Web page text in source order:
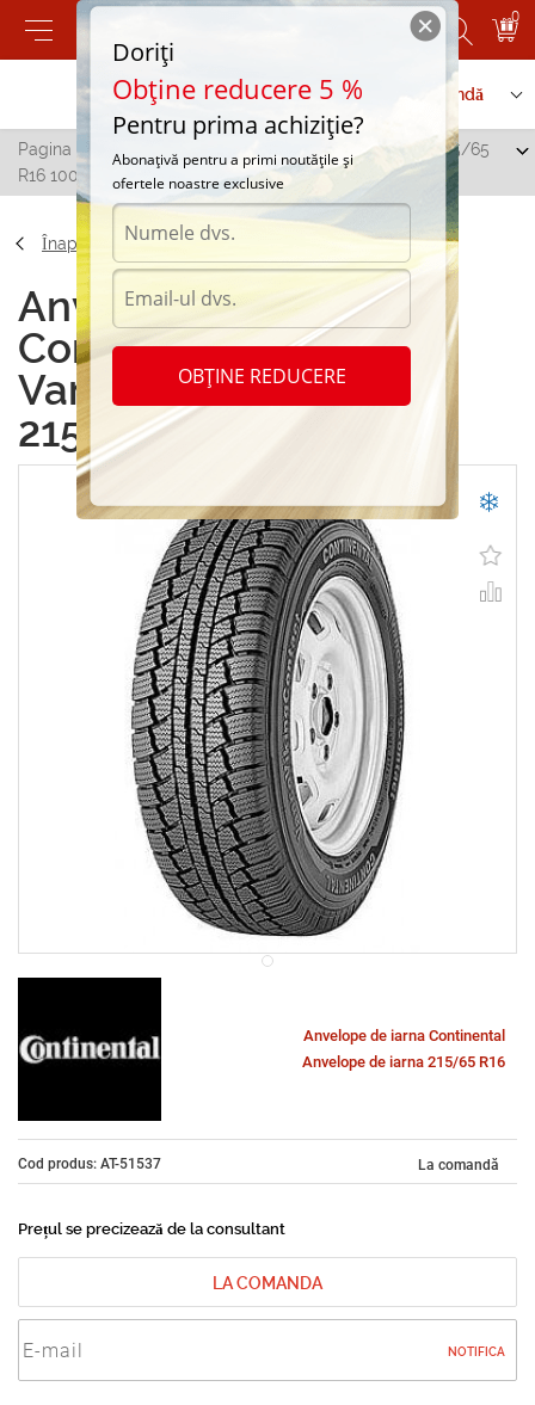
0
Contactați-ne Serviciu de comandă
Pagina principală
Continental VancoVikingContact 215/65
R16 100T
Înapoi
Anvelope de iarna
Continental
VancoVikingContact
215/65 R16 100T
Anvelope de iarna Continental
Anvelope de iarna 215/65 R16
Cod produs: AT-51537 La comandă
Prețul se precizează de la consultant
LA COMANDA
NOTIFICA
Doriți
Obține reducere 5 %
Pentru prima achiziție?
Abonațivă pentru a primi noutățile și
ofertele noastre exclusive
OBȚINE REDUCERE